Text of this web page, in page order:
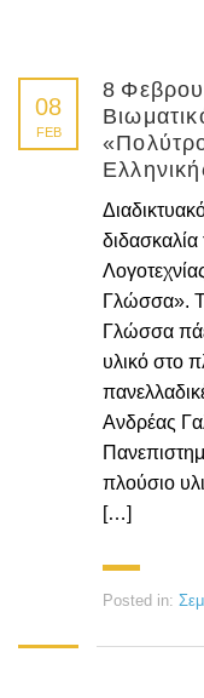
08
FEB
8
Γλώσσα».
Γλώσσα
υλικό στο
Ανδρέας
πλούσιο
[…]
Posted in: